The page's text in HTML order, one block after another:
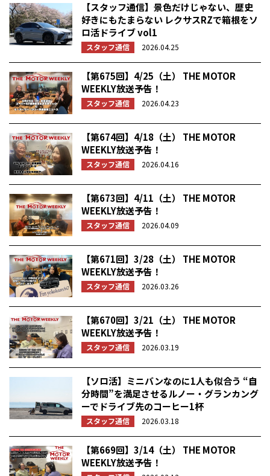
【スタッフ通信】景色だけじゃない、歴史
好きにもたまらない レクサスRZで箱根をソ
ロ活ドライブ vol1
スタッフ通信 2026.04.25
【第675回】4/25（土） THE MOTOR
WEEKLY放送予告！
スタッフ通信 2026.04.23
【第674回】4/18（土） THE MOTOR
WEEKLY放送予告！
スタッフ通信 2026.04.16
【第673回】4/11（土） THE MOTOR
WEEKLY放送予告！
スタッフ通信 2026.04.09
【第671回】3/28（土） THE MOTOR
WEEKLY放送予告！
スタッフ通信 2026.03.26
【第670回】3/21（土） THE MOTOR
WEEKLY放送予告！
スタッフ通信 2026.03.19
【ソロ活】ミニバンなのに1人も似合う “自
分時間”を満足させるルノー・グランカング
ーでドライブ先のコーヒー1杯
スタッフ通信 2026.03.18
【第669回】3/14（土） THE MOTOR
WEEKLY放送予告！